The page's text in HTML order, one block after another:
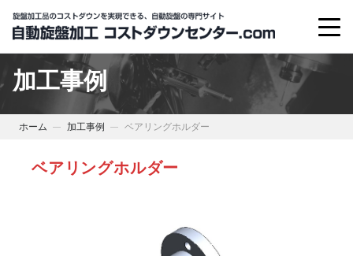
加工事例
ホーム 加工事例 ベアリングホルダー
ベアリングホルダー